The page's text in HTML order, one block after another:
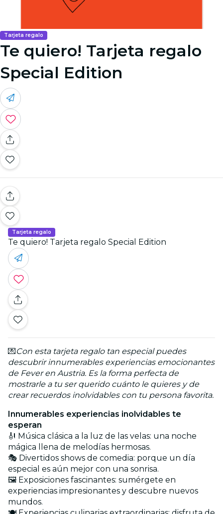
Tarjeta regalo
Te quiero! Tarjeta regalo
Special Edition
Tarjeta regalo
Te quiero! Tarjeta regalo Special Edition
💌Con esta tarjeta regalo tan especial puedes
descubrir innumerables experiencias emocionantes
de Fever en Austria. Es la forma perfecta de
mostrarle a tu ser querido cuánto le quieres y de
crear recuerdos inolvidables con tu persona favorita.
Innumerables experiencias inolvidables te
esperan
🎻 Música clásica a la luz de las velas: una noche
mágica llena de melodías hermosas.
🎭 Divertidos shows de comedia: porque un día
especial es aún mejor con una sonrisa.
🖼️ Exposiciones fascinantes: sumérgete en
experiencias impresionantes y descubre nuevos
mundos.